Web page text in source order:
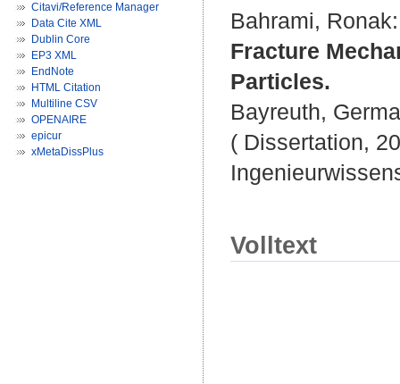
Citavi/Reference Manager
Data Cite XML
Dublin Core
EP3 XML
EndNote
HTML Citation
Multiline CSV
OPENAIRE
epicur
xMetaDissPlus
Bahrami, Ronak:
Fracture
Particles.
Bayreuth,
( Dissertation,
Volltext